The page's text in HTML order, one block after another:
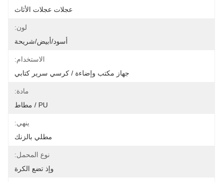
عجلات عجلات الأثاث
لون:
أسود/أبيض/شريحة
الاستخدام:
جهاز مكتب وإضاءة / كرسي سرير كتابي
مادة:
PU / مطاط
ينهي:
مطلي بالزنك
نوع المحمل:
وإذ تضع الكرة